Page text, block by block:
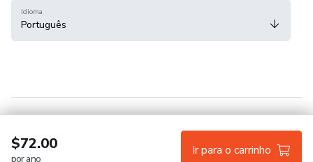
$72.00
por ano
Ir para o carrinho
Idioma
Português
Central de ajuda